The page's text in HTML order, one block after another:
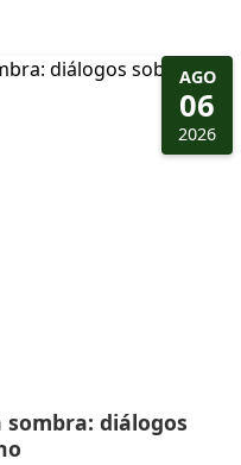
AGO
06
2026
sombra: diálogos